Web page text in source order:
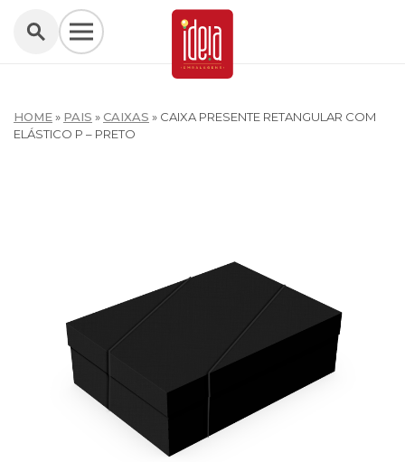
HOME» PAIS »CAIXAS » CAIXA PRESENTE RETANGULAR COM
ELÁSTICO P – PRETO